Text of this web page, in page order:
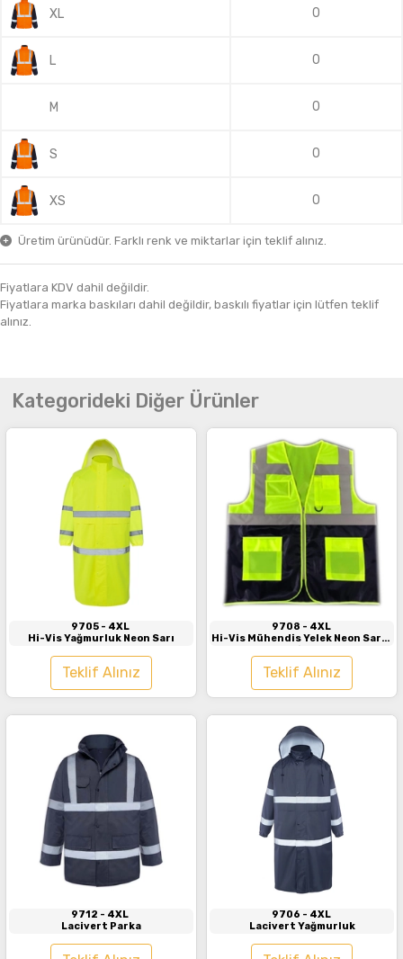
XL 0
L 0
M 0
S 0
XS 0
Üretim ürünüdür. Farklı renk ve miktarlar için teklif alınız.
Fiyatlara KDV dahil değildir.
Fiyatlara marka baskıları dahil değildir, baskılı fiyatlar için lütfen teklif
alınız.
Kategorideki Diğer Ürünler
İncele
9705 - 4XL
Hi-Vis Yağmurluk Neon Sarı
Teklif Alınız
İncele
9708 - 4XL
Hi-Vis Mühendis Yelek Neon Sarı -
Teklif Alınız
İncele
9712 - 4XL
Lacivert Parka
İncele
9706 - 4XL
Lacivert Yağmurluk